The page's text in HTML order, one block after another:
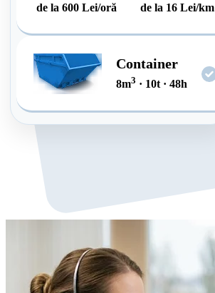
de la600 Lei/oră
de la 16 Lei/km
Container
8m3 · 10t · 48h